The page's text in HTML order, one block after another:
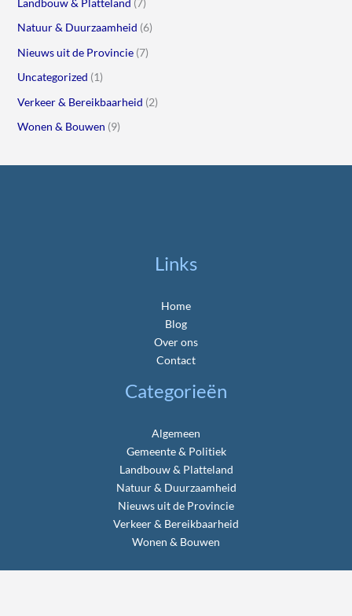
Natuur & Duurzaamheid (6)
Nieuws uit de Provincie(7)
Uncategorized (1)
Verkeer & Bereikbaarheid (2)
Wonen & Bouwen (9)
Links
Home
Blog
Over ons
Contact
Categorieën
Algemeen
Gemeente & Politiek
Landbouw & Platteland
Natuur & Duurzaamheid
Nieuws uit de Provincie
Verkeer & Bereikbaarheid
Wonen & Bouwen